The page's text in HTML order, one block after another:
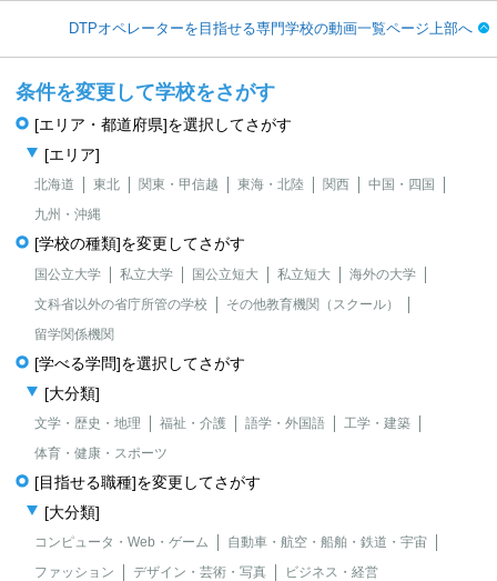
DTPオペレーターを目指せる専門学校の動画一覧ページ上部へ
条件を変更して学校をさがす
[エリア・都道府県]を選択してさがす
[エリア]
北海道 東北 関東・甲信越 東海・北陸 関西
中国・四国
九州・沖縄
[学校の種類]を変更してさがす
国公立大学 私立大学 国公立短大 私立短大
海外の大学
文科省以外の省庁所管の学校
その他教育機関（スクール）
留学関係機関
[学べる学問]を選択してさがす
[大分類]
文学・歴史・地理 福祉・介護 語学・外国語
工学・建築
体育・健康・スポーツ
[目指せる職種]を変更してさがす
[大分類]
コンピュータ・Web・ゲーム
自動車・航空・船舶・鉄道・宇宙
ファッション
デザイン・芸術・写真 ビジネス・経営